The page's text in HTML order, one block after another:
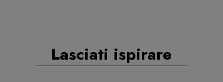
Lasciati ispirare